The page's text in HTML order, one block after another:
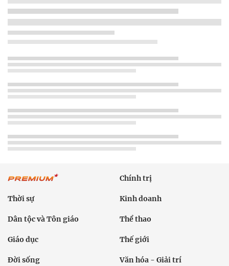
Chính trị
Thời sự Kinh doanh
Dân tộc và Tôn giáo Thể thao
Giáo dục Thế giới
Đời sống Văn hóa - Giải trí